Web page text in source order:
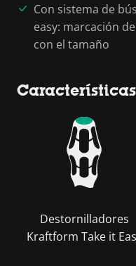
Con sistema de
easy: marcación
con el tamaño
Destornilladores
Kraftform Take it